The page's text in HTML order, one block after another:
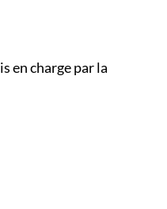
en charge par la